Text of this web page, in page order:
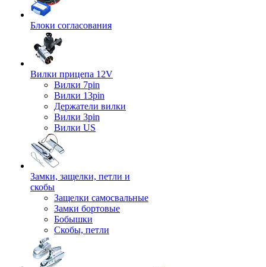
Блоки согласования
Вилки прицепа 12V
Вилки 7pin
Вилки 13pin
Держатели вилки
Вилки 3pin
Вилки US
Замки, защелки, петли и
скобы
Защелки самосвальные
Замки бортовые
Бобышки
Скобы, петли